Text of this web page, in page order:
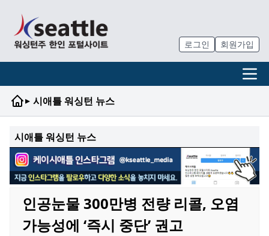
로그인 회원가입
▸ 시애틀 워싱턴 뉴스
시애틀 워싱턴 뉴스
인공눈물 300만병 전량 리콜, 오염
가능성에 ‘즉시 중단’ 권고